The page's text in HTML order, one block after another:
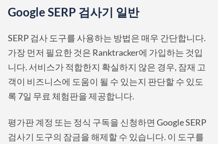
Google SERP 검사기 일반
SERP 검사 도구를 사용하는 방법은 매우 간단합니다.
가장 먼저 필요한 것은 Ranktracker에 가입하는 것입
니다. 서비스가 적합한지 확실하지 않은 경우, 잠재 고
객이 비즈니스에 도움이 될 수 있는지 판단할 수 있도
록 7일 무료 체험판을 제공합니다.
평가판 계정 또는 정식 구독을 신청하면 Google SERP
검사기 도구의 잠금을 해제할 수 있습니다. 이 도구를